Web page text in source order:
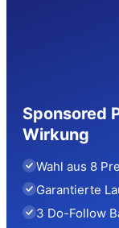
Sponsored
Wirkung
Wahl aus 8
Garantierte
3 Do-Follow